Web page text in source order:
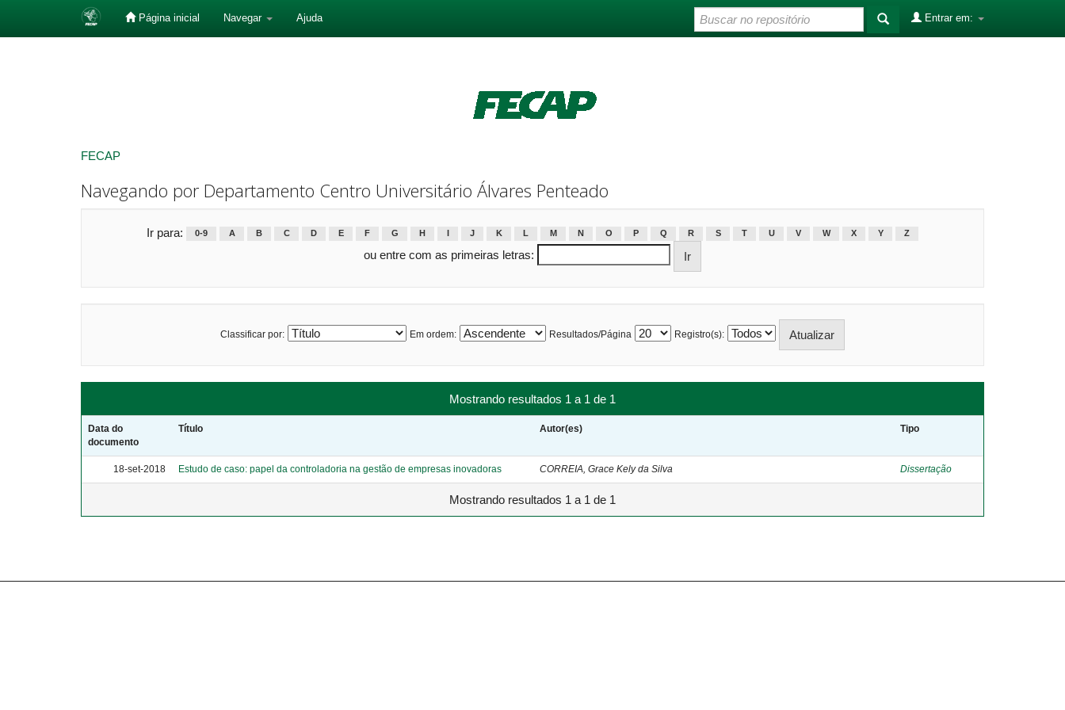
Página inicial Navegar Ajuda Entrar em:
FECAP
Navegando por Departamento Centro Universitário Álvares Penteado
Ir para: 0-9 A B C D E F G H J K L M N O P Q R S T U V W X Y Z
ou entre com as primeiras letras:
Classificar por: Em ordem: Resultados/Página Registro(s):
Mostrando resultados 1 a 1 de 1
Data do
documento
Título Autor(es) Tipo
18-set-2018 Estudo de caso: papel da controladoria na gestão de empresas inovadoras CORREIA, Grace Kely da Silva Dissertação
Mostrando resultados 1 a 1 de 1